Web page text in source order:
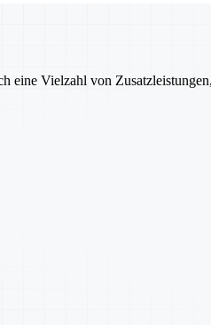
eine Vielzahl von